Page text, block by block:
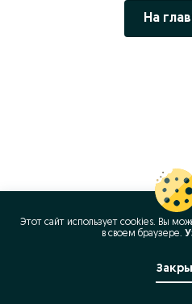
На
Этот сайт использует cookies. Вы
в своeм браузере.